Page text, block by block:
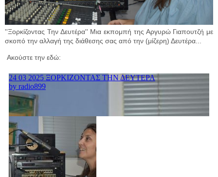
''Ξορκίζοντας Την Δευτέρα'' Μια εκπομπή της Αργυρώ Γιαπουτζή με
σκοπό την αλλαγή της διάθεσης σας από την (μίζερη) Δευτέρα...
Ακούστε την εδώ: